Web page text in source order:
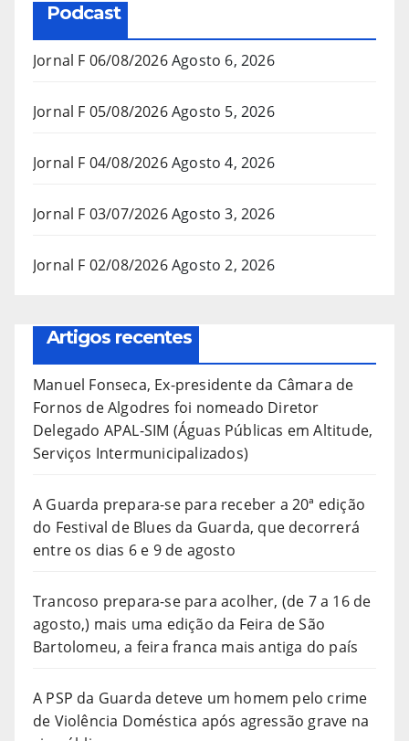
Podcast
Jornal F 06/08/2026Agosto 6, 2026
Jornal F 05/08/2026Agosto 5, 2026
Jornal F 04/08/2026Agosto 4, 2026
Jornal F 03/07/2026Agosto 3, 2026
Jornal F 02/08/2026Agosto 2, 2026
Artigos recentes
Manuel Fonseca, Ex-presidente da Câmara de
Fornos de Algodres foi nomeado Diretor
Delegado APAL-SIM (Águas Públicas em Altitude,
Serviços Intermunicipalizados)
A Guarda prepara-se para receber a 20ª edição
do Festival de Blues da Guarda, que decorrerá
entre os dias 6 e 9 de agosto
Trancoso prepara-se para acolher, (de 7 a 16 de
agosto,) mais uma edição da Feira de São
Bartolomeu, a feira franca mais antiga do país
A PSP da Guarda deteve um homem pelo crime
de Violência Doméstica após agressão grave na